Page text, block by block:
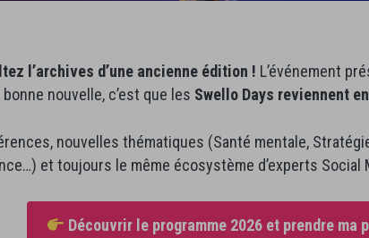
l’archives d’une ancienne édition ! L’événement
nouvelle, c’est que les Swello Days reviennent
nouvelles thématiques (Santé mentale,
et toujours le même écosystème d’experts Social
Découvrir le programme 2026 et prendre ma